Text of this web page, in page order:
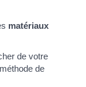
matériaux
de votre
de